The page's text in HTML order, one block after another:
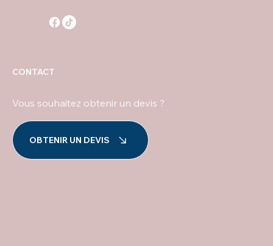
OBTENIR UN DEVIS
Vous souhaitez obtenir un devis ?
CONTACT